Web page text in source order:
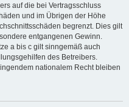
auf die bei Vertragsschluss
und im Übrigen der Höhe
begrenzt. Dies gilt
entgangenen Gewinn.
a bis c gilt sinngemäß auch
des Betreibers.
nationalem Recht bleiben